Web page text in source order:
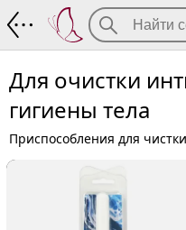
Для очистки
гигиены тела
Приспособления для
Для